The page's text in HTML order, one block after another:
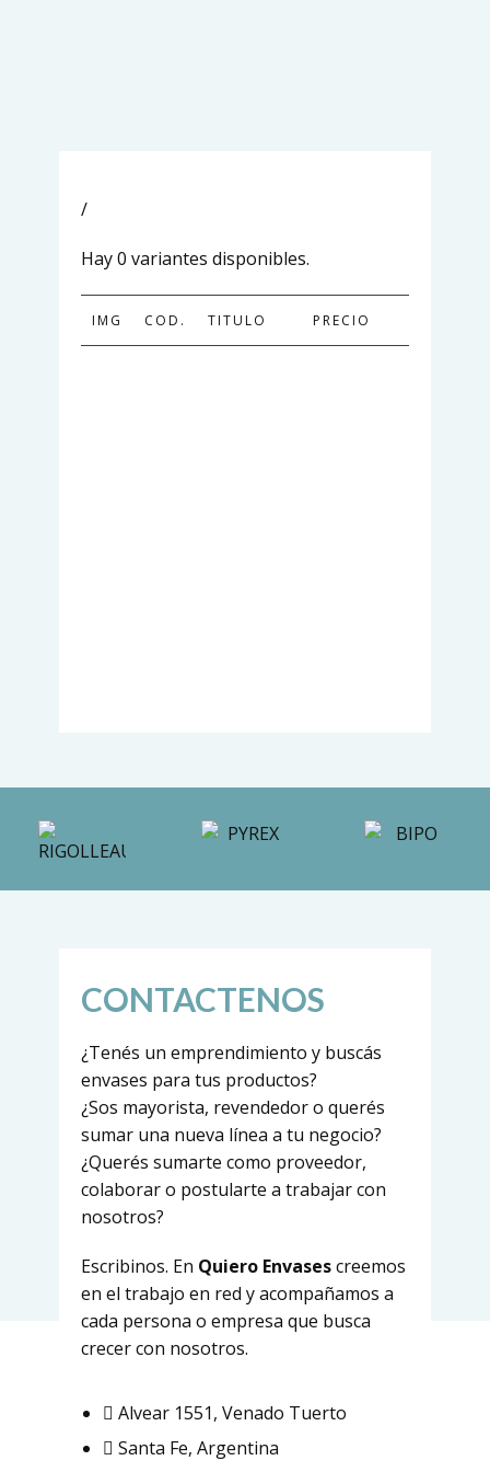
/
Hay 0 variantes disponibles.
IMG COD. TITULO PRECIO
CONTACTENOS
¿Tenés un emprendimiento y buscás
envases para tus productos?
¿Sos mayorista, revendedor o querés
sumar una nueva línea a tu negocio?
¿Querés sumarte como proveedor,
colaborar o postularte a trabajar con
nosotros?
Escribinos. En Quiero Envasescreemos
en el trabajo en red y acompañamos a
cada persona o empresa que busca
crecer con nosotros.
Alvear 1551, Venado Tuerto
Santa Fe, Argentina